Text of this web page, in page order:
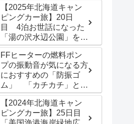
【2025年北海道キャン
ピングカー旅】20日
目 4泊お世話になった
「湯の沢水辺公園」を出
発し、「函館トヨタ 森
店」でキャンピングカー
のオイル交換完了！今日
は伊達市の「徳舜瞥山麓
キャンプ場」へ
FFヒーターの燃料ポン
プの振動音が気になる方
におすすめの「防振ゴ
ム」 「カチカチ」とい
う機械音は別対策が必要
です
【2024年北海道キャン
ピングカー旅】25日目